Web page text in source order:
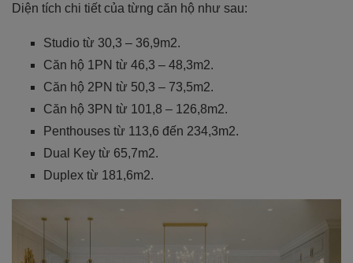
Diện tích chi tiết của từng căn hộ như sau:
Studio từ 30,3 – 36,9m2.
Căn hộ 1PN từ 46,3 – 48,3m2.
Căn hộ 2PN từ 50,3 – 73,5m2.
Căn hộ 3PN từ 101,8 – 126,8m2.
Penthouses từ 113,6 đến 234,3m2.
Dual Key từ 65,7m2.
Duplex từ 181,6m2.